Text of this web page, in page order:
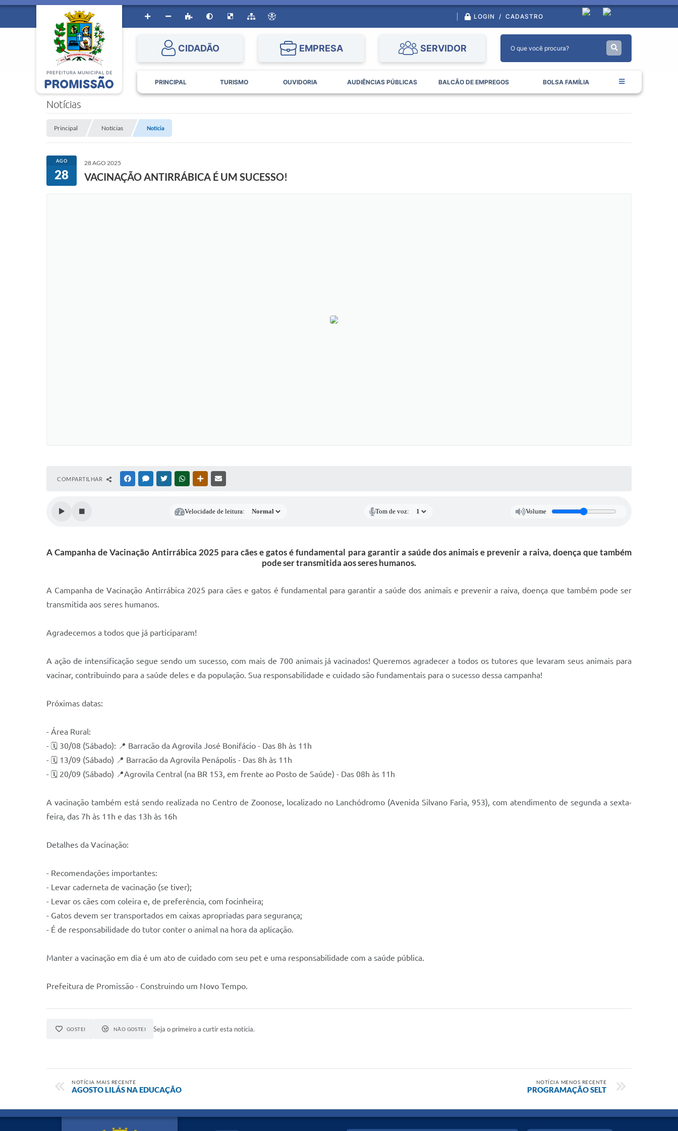
LOGIN / CADASTRO
CIDADÃO EMPRESA SERVIDOR
PRINCIPAL TURISMO OUVIDORIA AUDIÊNCIAS PÚBLICAS BALCÃO DE EMPREGOS BOLSA FAMÍLIA
Notícias
Principal Notícias Notícia
AGO
28
28 AGO 2025
VACINAÇÃO ANTIRRÁBICA É UM SUCESSO!
COMPARTILHAR FACEBOOKMESSENGER
TWITTERWHATSAPPOUTRAS MÍDIAS
Velocidade de leitura: Tom de voz: Volume
A Campanha de Vacinação Antirrábica 2025 para cães e gatos é fundamental para garantir a saúde dos animais e prevenir a raiva, doença que também
pode ser transmitida aos seres humanos.
A Campanha de Vacinação Antirrábica 2025 para cães e gatos é fundamental para garantir a saúde dos animais e prevenir a raiva, doença que também pode ser
transmitida aos seres humanos.
Agradecemos a todos que já participaram!
A ação de intensificação segue sendo um sucesso, com mais de 700 animais já vacinados! Queremos agradecer a todos os tutores que levaram seus animais para
vacinar, contribuindo para a saúde deles e da população. Sua responsabilidade e cuidado são fundamentais para o sucesso dessa campanha!
Próximas datas:
- Área Rural:
- 🗓 30/08 (Sábado): 📍 Barracão da Agrovila José Bonifácio - Das 8h às 11h
- 🗓 13/09 (Sábado) 📍 Barracão da Agrovila Penápolis - Das 8h às 11h
- 🗓 20/09 (Sábado) 📍Agrovila Central (na BR 153, em frente ao Posto de Saúde) - Das 08h às 11h
A vacinação também está sendo realizada no Centro de Zoonose, localizado no Lanchódromo (Avenida Silvano Faria, 953), com atendimento de segunda a sexta-
feira, das 7h às 11h e das 13h às 16h
Detalhes da Vacinação:
- Recomendações importantes:
- Levar caderneta de vacinação (se tiver);
- Levar os cães com coleira e, de preferência, com focinheira;
- Gatos devem ser transportados em caixas apropriadas para segurança;
- É de responsabilidade do tutor conter o animal na hora da aplicação.
Manter a vacinação em dia é um ato de cuidado com seu pet e uma responsabilidade com a saúde pública.
Prefeitura de Promissão - Construindo um Novo Tempo.
GOSTEI NÃO GOSTEI Seja o primeiro a curtir esta notícia.
NOTÍCIA MAIS RECENTE
AGOSTO LILÁS NA EDUCAÇÃO
NOTÍCIA MENOS RECENTE
PROGRAMAÇÃO SELT